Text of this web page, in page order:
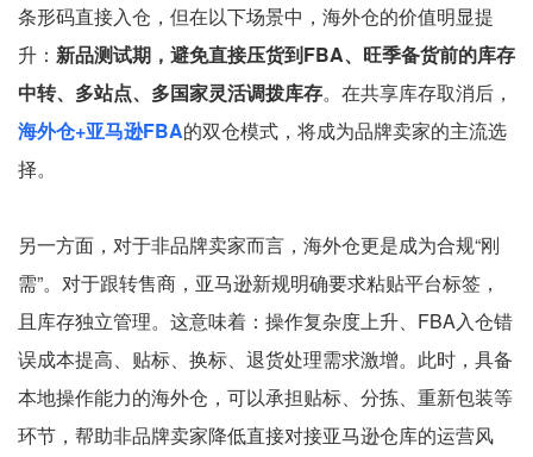
条形码直接入仓，但在以下场景中，海外仓的价值明显提
升： 新品测试期，避免直接压货到FBA、旺季备货前的库存
中转、多站点、多国家灵活调拨库存。在共享库存取消后，
海外仓+亚马逊FBA的双仓模式，将成为品牌卖家的主流选
择。
另一方面，对于非品牌卖家而言，海外仓更是成为合规“刚
需”。对于跟转售商，亚马逊新规明确要求粘贴平台标签，
且库存独立管理。这意味着：操作复杂度上升、FBA入仓错
误成本提高、贴标、换标、退货处理需求激增。此时，具备
本地操作能力的海外仓，可以承担贴标、分拣、重新包装等
环节，帮助非品牌卖家降低直接对接亚马逊仓库的运营风